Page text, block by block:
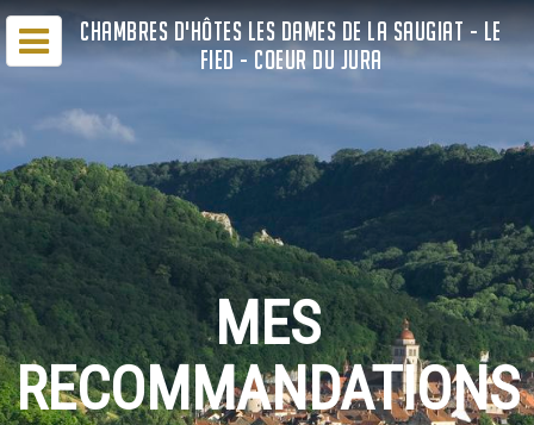
CHAMBRES D'HÔTES LES DAMES DE LA SAUGIAT - LE
FIED - COEUR DU JURA
MES
RECOMMANDATIONS